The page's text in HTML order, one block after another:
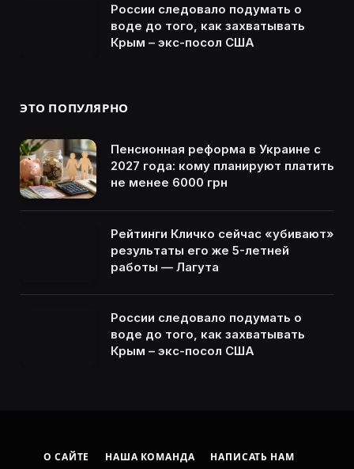
России следовало подумать о
воде до того, как захватывать
Крым – экс-посол США
ЭТО ПОПУЛЯРНО
Пенсионная реформа в Украине с
2027 года: кому планируют платить
не менее 6000 грн
Рейтинги Кличко сейчас «убивают»
результаты его же 5-летней
работы — Лагута
России следовало подумать о
воде до того, как захватывать
Крым – экс-посол США
О САЙТЕ НАША КОМАНДА НАПИСАТЬ НАМ